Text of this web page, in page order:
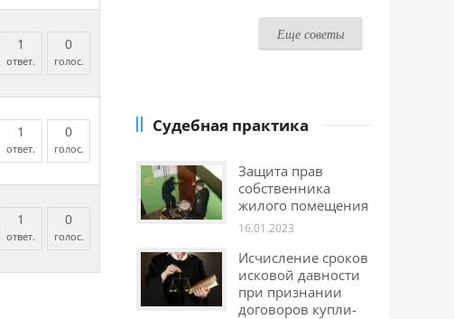
1
ответ.
0
голос.
1
ответ.
0
голос.
1
ответ.
0
голос.
Еще советы
Судебная практика
Защита прав
собственника
жилого помещения
16.01.2023
Исчисление сроков
исковой давности
при признании
договоров купли-